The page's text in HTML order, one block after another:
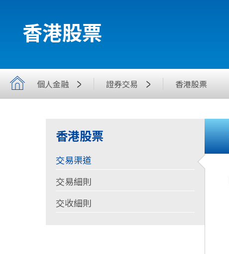
香港股票
個人金融 證券交易 香港股票
香港股票
交易渠道
交易細則
交收細則